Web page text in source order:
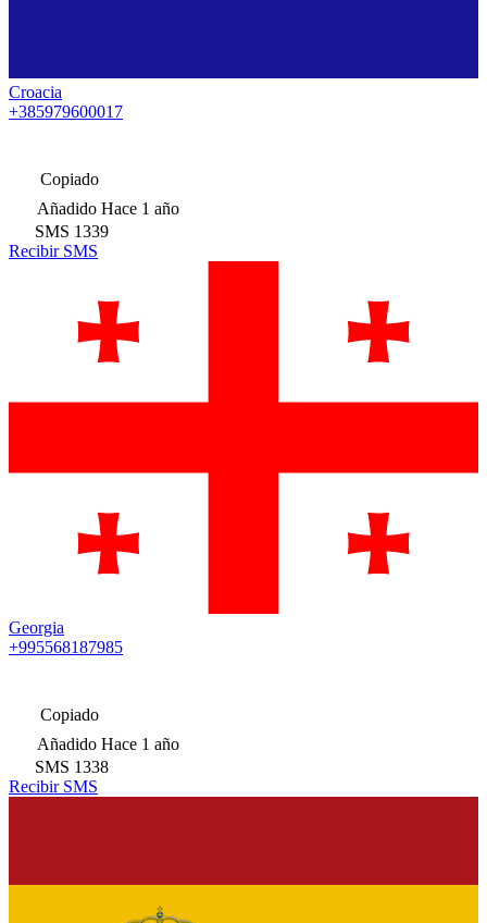
Croacia
+385979600017
Copiado
Añadido Hace 1 año
SMS 1339
Recibir SMS
Georgia
+995568187985
Copiado
Añadido Hace 1 año
SMS 1338
Recibir SMS